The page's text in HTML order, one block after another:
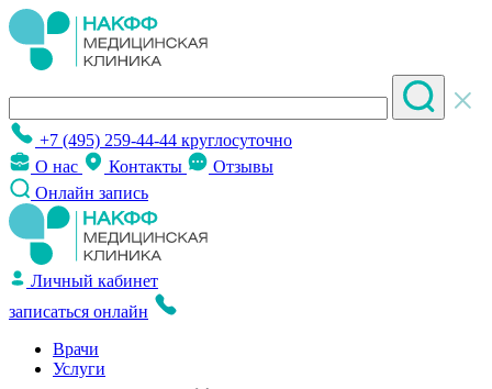
+7 (495) 259-44-44 круглосуточно
О нас
Контакты
Отзывы
Онлайн запись
Личный кабинет
записаться онлайн
Врачи
Услуги